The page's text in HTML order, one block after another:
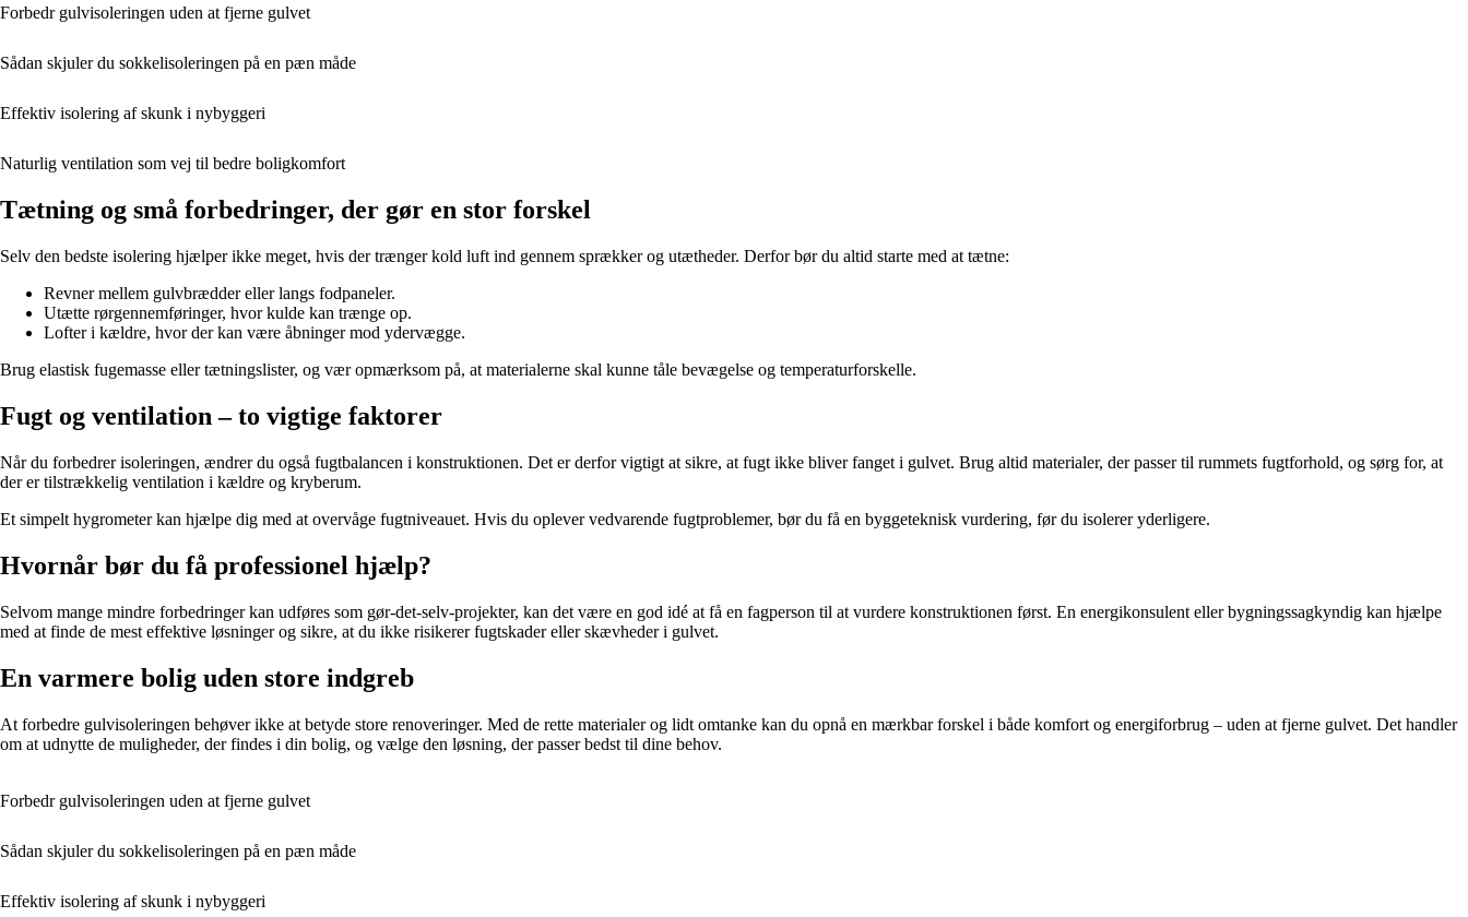
Forbedr gulvisoleringen uden at fjerne gulvet
Sådan skjuler du sokkelisoleringen på en pæn måde
Effektiv isolering af skunk i nybyggeri
Naturlig ventilation som vej til bedre boligkomfort
Tætning og små forbedringer, der gør en stor forskel
Selv den bedste isolering hjælper ikke meget, hvis der trænger kold luft ind gennem sprækker og utætheder. Derfor bør du altid starte med at tætne:
Revner mellem gulvbrædder eller langs fodpaneler.
Utætte rørgennemføringer, hvor kulde kan trænge op.
Lofter i kældre, hvor der kan være åbninger mod ydervægge.
Brug elastisk fugemasse eller tætningslister, og vær opmærksom på, at materialerne skal kunne tåle bevægelse og temperaturforskelle.
Fugt og ventilation – to vigtige faktorer
Når du forbedrer isoleringen, ændrer du også fugtbalancen i konstruktionen. Det er derfor vigtigt at sikre, at fugt ikke bliver fanget i gulvet. Brug altid materialer, der passer til rummets fugtforhold, og sørg for, at
der er tilstrækkelig ventilation i kældre og kryberum.
Et simpelt hygrometer kan hjælpe dig med at overvåge fugtniveauet. Hvis du oplever vedvarende fugtproblemer, bør du få en byggeteknisk vurdering, før du isolerer yderligere.
Hvornår bør du få professionel hjælp?
Selvom mange mindre forbedringer kan udføres som gør-det-selv-projekter, kan det være en god idé at få en fagperson til at vurdere konstruktionen først. En energikonsulent eller bygningssagkyndig kan hjælpe
med at finde de mest effektive løsninger og sikre, at du ikke risikerer fugtskader eller skævheder i gulvet.
En varmere bolig uden store indgreb
At forbedre gulvisoleringen behøver ikke at betyde store renoveringer. Med de rette materialer og lidt omtanke kan du opnå en mærkbar forskel i både komfort og energiforbrug – uden at fjerne gulvet. Det handler
om at udnytte de muligheder, der findes i din bolig, og vælge den løsning, der passer bedst til dine behov.
Forbedr gulvisoleringen uden at fjerne gulvet
Sådan skjuler du sokkelisoleringen på en pæn måde
Effektiv isolering af skunk i nybyggeri